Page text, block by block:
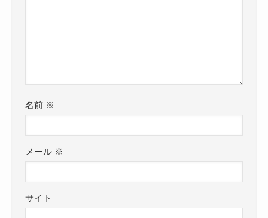
名前 ※
メール ※
サイト